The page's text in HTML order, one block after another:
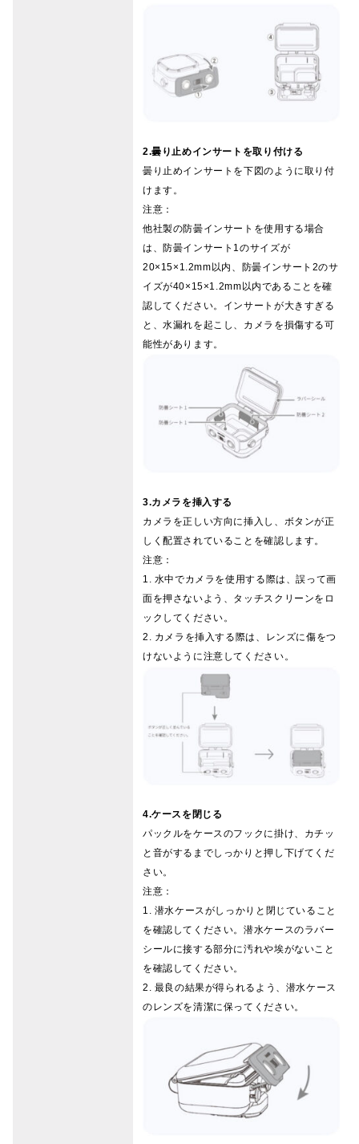
2.曇り止めインサートを取り付ける
曇り止めインサートを下図のように取り付
けます。
注意：
他社製の防曇インサートを使用する場合
は、防曇インサート1のサイズが
20×15×1.2mm以内、防曇インサート2のサ
イズが40×15×1.2mm以内であることを確
認してください。インサートが大きすぎる
と、水漏れを起こし、カメラを損傷する可
能性があります。
3.カメラを挿入する
カメラを正しい方向に挿入し、ボタンが正
しく配置されていることを確認します。
注意：
1. 水中でカメラを使用する際は、誤って画
面を押さないよう、タッチスクリーンをロ
ックしてください。
2. カメラを挿入する際は、レンズに傷をつ
けないように注意してください。
4.ケースを閉じる
パックルをケースのフックに掛け、カチッ
と音がするまでしっかりと押し下げてくだ
さい。
注意：
1. 潜水ケースがしっかりと閉じていること
を確認してください。潜水ケースのラバー
シールに接する部分に汚れや埃がないこと
を確認してください。
2. 最良の結果が得られるよう、潜水ケース
のレンズを清潔に保ってください。